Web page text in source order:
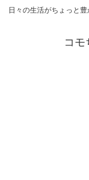
日々の生活がちょっと
コモ